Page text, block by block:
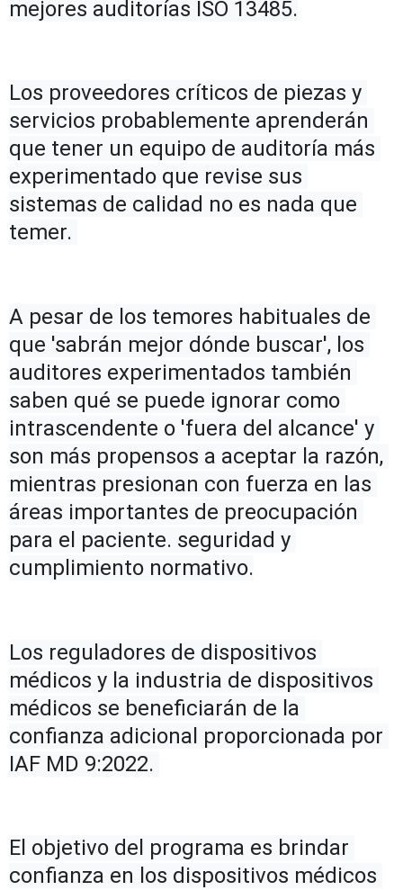
mejores auditorías ISO 13485.
Los proveedores críticos de piezas y
servicios probablemente aprenderán
que tener un equipo de auditoría más
experimentado que revise sus
sistemas de calidad no es nada que
temer.
A pesar de los temores habituales de
que 'sabrán mejor dónde buscar', los
auditores experimentados también
saben qué se puede ignorar como
intrascendente o 'fuera del alcance' y
son más propensos a aceptar la razón,
mientras presionan con fuerza en las
áreas importantes de preocupación
para el paciente. seguridad y
cumplimiento normativo.
Los reguladores de dispositivos
médicos y la industria de dispositivos
médicos se beneficiarán de la
confianza adicional proporcionada por
IAF MD 9:2022.
El objetivo del programa es brindar
confianza en los dispositivos médicos